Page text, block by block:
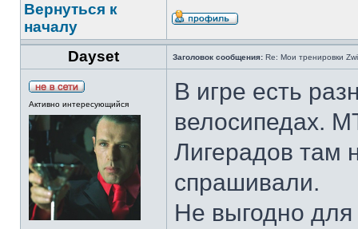
Вернуться к
началу
Dayset
Заголовок сообщения: Re: Мои тренировки
Активно интересующийся
В игре есть
велосипедах.
Лигерадов там
спрашивали.
Не выгодно